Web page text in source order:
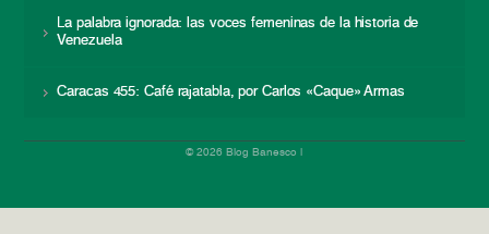
La palabra ignorada: las voces femeninas de la historia de
Venezuela
Caracas 455: Café rajatabla, por Carlos «Caque» Armas
© 2026 Blog Banesco |